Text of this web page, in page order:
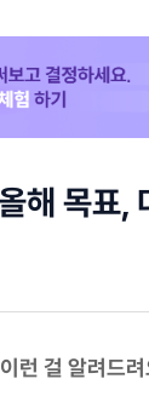
해 목표,
런 걸 알려드